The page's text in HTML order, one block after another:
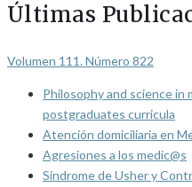
Últimas
Volumen 111. Número 822
Philosophy and science in
postgraduates curricula
Atención domiciliaria en
Agresiones a los medic@s
Síndrome de Usher y